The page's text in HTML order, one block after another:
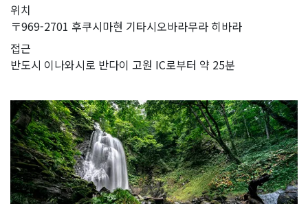
위치
〒969-2701 후쿠시마현 기타시오바라무라 히바라
접근
반도시 이나와시로 반다이 고원 IC로부터 약 25분